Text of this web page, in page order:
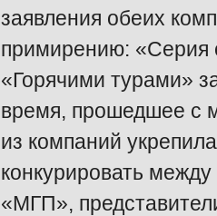
заявления обеих
примирению: «Серия
«Горячими турами»
время, прошедшее с
из компаний
конкурировать
«МГП»,